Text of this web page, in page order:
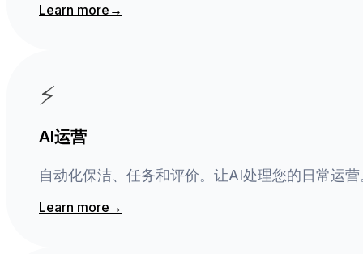
Learn more →
⚡
AI运营
自动化保洁、任务和评价。让AI处理您的日常运营
Learn more →